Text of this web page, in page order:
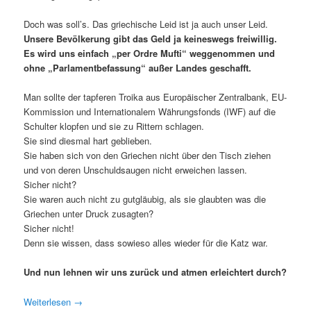
Doch was soll’s. Das griechische Leid ist ja auch unser Leid.
Unsere Bevölkerung gibt das Geld ja keineswegs freiwillig.
Es wird uns einfach „per Ordre Mufti“ weggenommen und
ohne „Parlamentbefassung“ außer Landes geschafft.
Man sollte der tapferen Troika aus Europäischer Zentralbank, EU-
Kommission und Internationalem Währungsfonds (IWF) auf die
Schulter klopfen und sie zu Rittern schlagen.
Sie sind diesmal hart geblieben.
Sie haben sich von den Griechen nicht über den Tisch ziehen
und von deren Unschuldsaugen nicht erweichen lassen.
Sicher nicht?
Sie waren auch nicht zu gutgläubig, als sie glaubten was die
Griechen unter Druck zusagten?
Sicher nicht!
Denn sie wissen, dass sowieso alles wieder für die Katz war.
Und nun lehnen wir uns zurück und atmen erleichtert durch?
Weiterlesen →